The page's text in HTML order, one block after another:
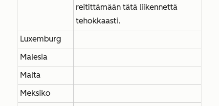
reitittämään tätä liikennettä
tehokkaasti.
Luxemburg
Malesia
Malta
Meksiko